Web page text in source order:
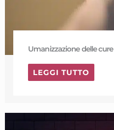
Umanizzazione delle cure
LEGGI TUTTO